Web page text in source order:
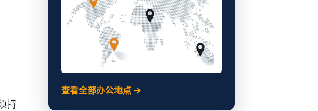
持
查看全部办公地点 →